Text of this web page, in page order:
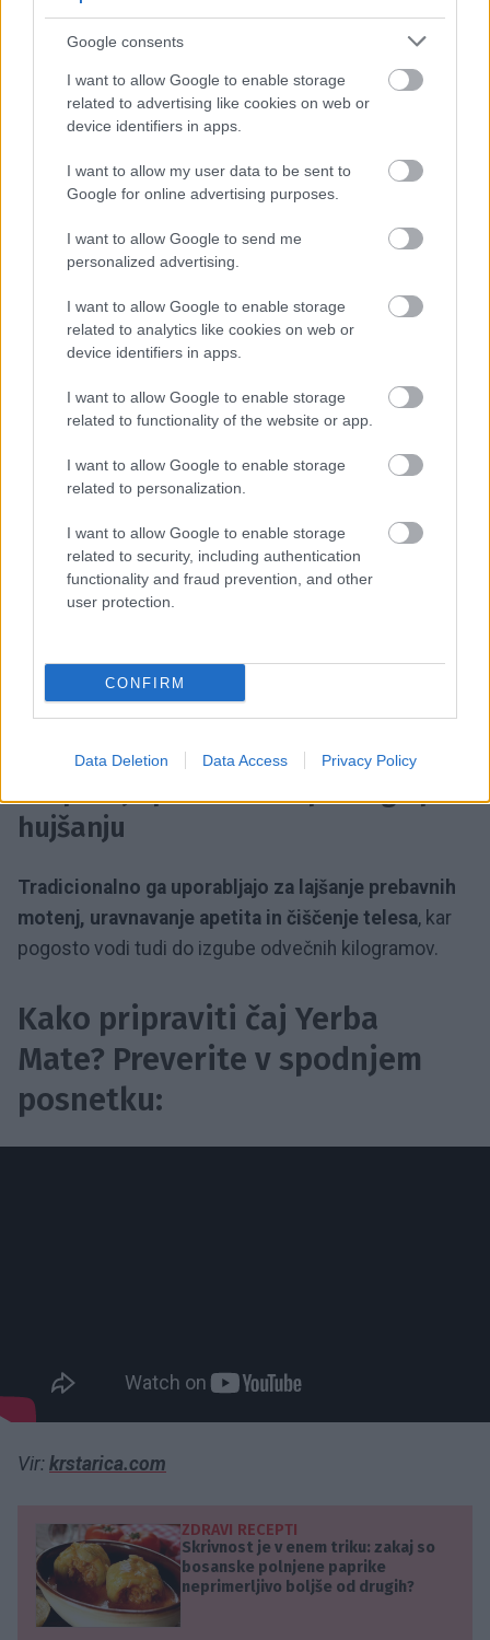
Google consents
I want to allow Google to enable storage
related to advertising like cookies on web or
device identifiers in apps.
I want to allow my user data to be sent to
Google for online advertising purposes.
I want to allow Google to send me
personalized advertising.
I want to allow Google to enable storage
related to analytics like cookies on web or
device identifiers in apps.
I want to allow Google to enable storage
related to functionality of the website or app.
I want to allow Google to enable storage
related to personalization.
I want to allow Google to enable storage
related to security, including authentication
functionality and fraud prevention, and other
user protection.
CONFIRM
Data Deletion Data Access Privacy Policy
Uniči rakave celice debelega
črevesa
se rakave celice debelega
črevesa, izpostavljene izvlečku Mate čaja, uničijo
Varuje srce
Zaščitni učinki čaja izvirajo iz njegovih protivnetnih in
izboljšuje prekrvavitev ter pomaga uravnavati srčni
ritem in krvni tlak.
Blaži stres
in ublaži stres.Krepi odpornost, deluje pomlajevalno
in celo poveča učinkovitost drugih zdravilnih zelišč,
če jih uživamo skupaj.
hujšanju
Tradicionalno ga uporabljajo za lajšanje prebavnih
motenj, uravnavanje apetita in čiščenje telesa, kar
pogosto vodi tudi do izgube odvečnih kilogramov.
Kako pripraviti čaj Yerba
Mate? Preverite v spodnjem
posnetku:
Vir: krstarica.com
ZDRAVI RECEPTI
Skrivnost je v enem triku: zakaj so
bosanske polnjene paprike
neprimerljivo boljše od drugih?